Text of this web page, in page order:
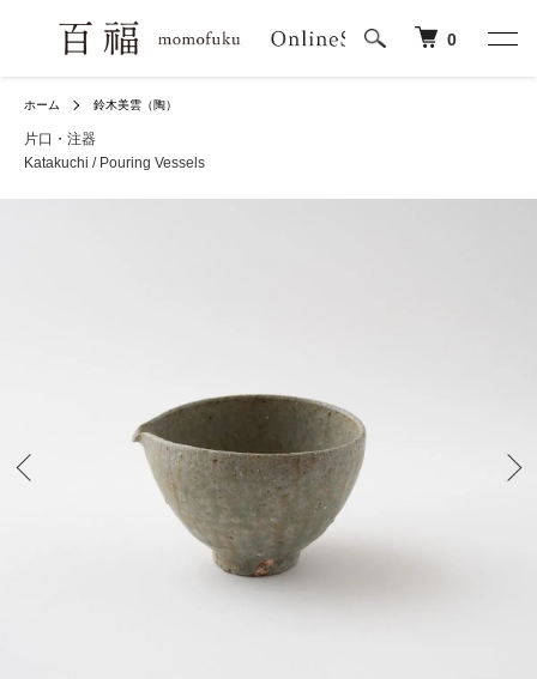
0
ホーム 鈴木美雲（陶）
片口・注器
Katakuchi / Pouring Vessels